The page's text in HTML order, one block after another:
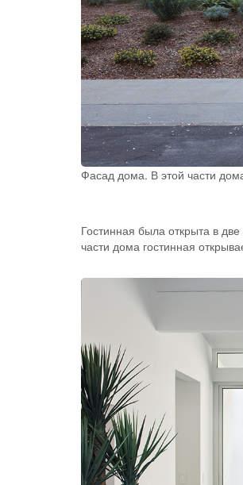
Фасад дома. В этой части
Гостинная была открыта в
части дома гостинная